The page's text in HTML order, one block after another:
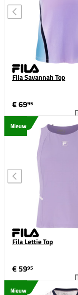
Fila Savannah Top
€ 6995
Nieuw
Fila Lettie Top
€ 5995
Nieuw